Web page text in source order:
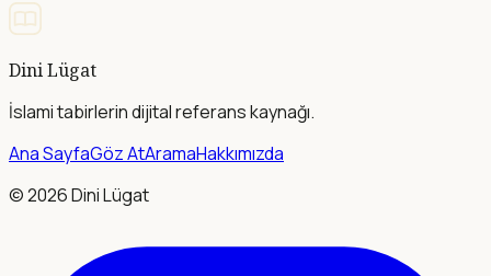
Dini Lügat
İslami tabirlerin dijital referans kaynağı.
Ana SayfaGöz AtAramaHakkımızda
©2026Dini Lügat